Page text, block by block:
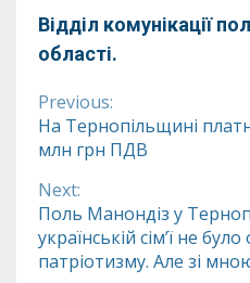
Відділ комунікації
області.
Continue
Reading
Previous:
На Тернопільщині
млн грн ПДВ
Next:
Поль Манондіз у
українській сім’ї не
патріотизму. Але зі